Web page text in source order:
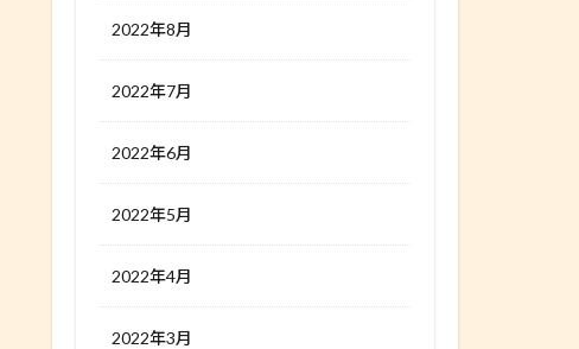
2022年8月
2022年7月
2022年6月
2022年5月
2022年4月
2022年3月